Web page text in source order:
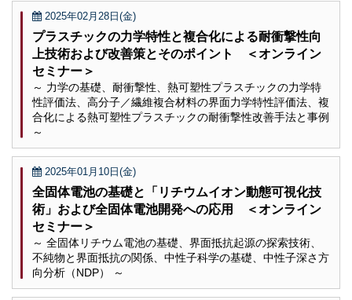
2025年02月28日(金)
プラスチックの力学特性と複合化による耐衝撃性向
上技術および改善策とそのポイント ＜オンライン
セミナー＞
～ 力学の基礎、耐衝撃性、熱可塑性プラスチックの力学特
性評価法、高分子／繊維複合材料の界面力学特性評価法、複
合化による熱可塑性プラスチックの耐衝撃性改善手法と事例
～
2025年01月10日(金)
全固体電池の基礎と「リチウムイオン動態可視化技
術」および全固体電池開発への応用 ＜オンライン
セミナー＞
～ 全固体リチウム電池の基礎、界面抵抗起源の探索技術、
不純物と界面抵抗の関係、中性子科学の基礎、中性子深さ方
向分析（NDP） ～